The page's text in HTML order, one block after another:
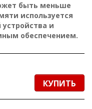
быть меньше
используется
и
обеспечением.
КУПИТЬ